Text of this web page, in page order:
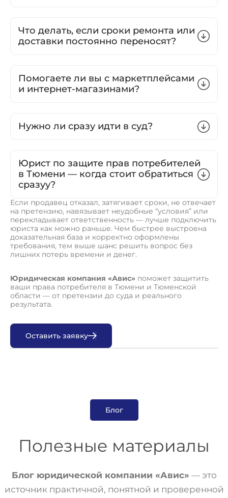
Что делать, если сроки ремонта или
доставки постоянно переносят?
Помогаете ли вы с маркетплейсами
и интернет-магазинами?
Нужно ли сразу идти в суд?
Юрист по защите прав потребителей
в Тюмени — когда стоит обратиться
сразуу?
Если продавец отказал, затягивает сроки, не отвечает
на претензию, навязывает неудобные “условия” или
перекладывает ответственность — лучше подключить
юриста как можно раньше. Чем быстрее выстроена
доказательная база и корректно оформлены
требования, тем выше шанс решить вопрос без
лишних потерь времени и денег.
Юридическая компания «Авис» поможет защитить
ваши права потребителя в Тюмени и Тюменской
области — от претензии до суда и реального
результата.
Оставить заявку
Блог
Полезные материалы
Блог юридической компании «Авис» — это
источник практичной, понятной и проверенной